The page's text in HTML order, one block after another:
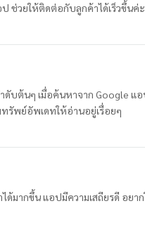
ช่วยให้ติดต่อกับลูกค้าได้เร็วขึ้นค่ะ
บต้นๆ เมื่อค้นหาจาก Google แ
รัพย์อัพเดทให้อ่านอยู่เรื่อยๆ
ด้มากขึ้น แอปมีความเสถียรดี อย